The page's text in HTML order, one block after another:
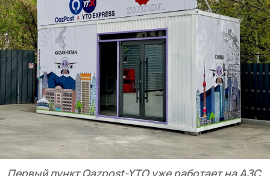
Первый пункт Qazpost-YTO уже работает на АЗС